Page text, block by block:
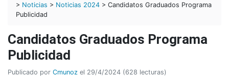
> Noticias > Noticias 2024 > Candidatos Graduados Programa
Publicidad
Candidatos Graduados Programa
Publicidad
Publicado por Cmunoz el 29/4/2024 (628 lecturas)